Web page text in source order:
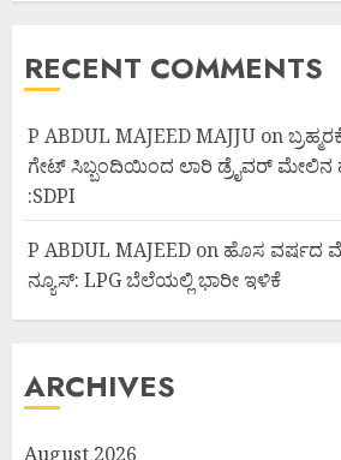
RECENT COMMENTS
P ABDUL MAJEED MAJJU on
ಗೇಟ್ ಸಿಬ್ಬಂದಿಯಿಂದ ಲಾರಿ ಡ್ರೈವರ್ ಮೇಲಿನ
:SDPI
P ABDUL MAJEED on ಹೊಸ ವರ್ಷದ
ನ್ಯೂಸ್: LPG ಬೆಲೆಯಲ್ಲಿ ಭಾರೀ ಇಳಿಕೆ
ARCHIVES
August 2026